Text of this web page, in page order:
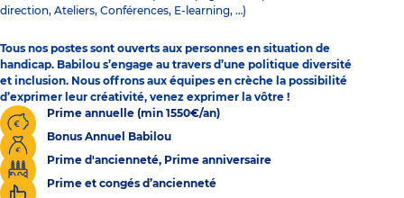
direction, Ateliers, Conférences, E-learning, …)
Tous nos postes sont ouverts aux personnes en situation de
handicap. Babilou s’engage au travers d’une politique diversité
et inclusion. Nous offrons aux équipes en crèche la possibilité
d’exprimer leur créativité, venez exprimer la vôtre !
Prime annuelle (min 1550€/an)
Bonus Annuel Babilou
Prime d'ancienneté, Prime anniversaire
Prime et congés d’ancienneté